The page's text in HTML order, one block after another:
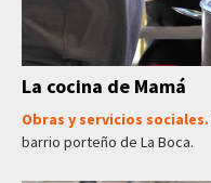
La cocina de Mamá
Obras y servicios sociales.
barrio porteño de La Boca.